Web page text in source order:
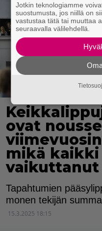
ovat
mikä kaikki
vaikuttanut
Tapahtumien
monen tekijän
15.3.2025 18:15
Jotkin teknologiamme
suostumusta, jos niillä on
vastustaa tätä tai muuttaa
seuraavalla välilehdellä.